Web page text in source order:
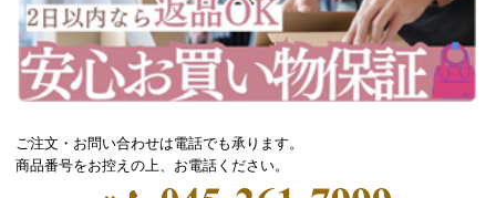
ご注文・お問い合わせは電話でも承ります。
商品番号をお控えの上、お電話ください。